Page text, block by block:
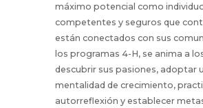
máximo potencial como
competentes y seguros que
están conectados con sus
los programas 4-H, se anima a
descubrir sus pasiones, adoptar
mentalidad de crecimiento,
autorreflexión y establecer